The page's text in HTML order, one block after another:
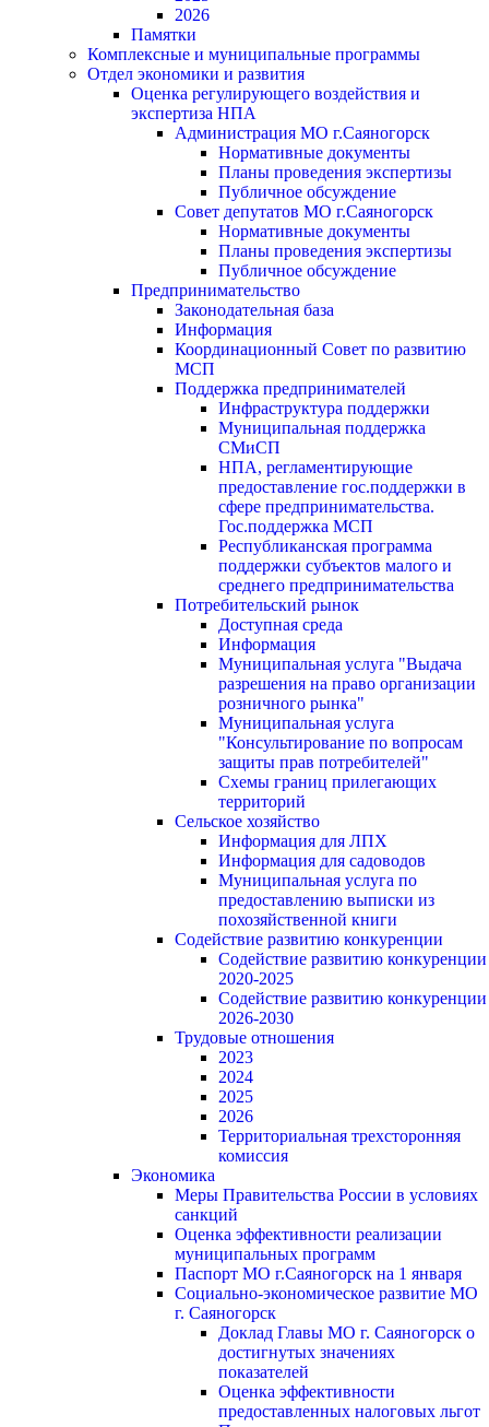
2026
Памятки
Комплексные и муниципальные программы
Отдел экономики и развития
Оценка регулирующего воздействия и
экспертиза НПА
Администрация МО г.Саяногорск
Нормативные документы
Планы проведения экспертизы
Публичное обсуждение
Совет депутатов МО г.Саяногорск
Нормативные документы
Планы проведения экспертизы
Публичное обсуждение
Предпринимательство
Законодательная база
Информация
Координационный Совет по развитию
МСП
Поддержка предпринимателей
Инфраструктура поддержки
Муниципальная поддержка
СМиСП
НПА, регламентирующие
предоставление гос.поддержки в
сфере предпринимательства.
Гос.поддержка МСП
Республиканская программа
поддержки субъектов малого и
среднего предпринимательства
Потребительский рынок
Доступная среда
Информация
Муниципальная услуга "Выдача
разрешения на право организации
розничного рынка"
Муниципальная услуга
"Консультирование по вопросам
защиты прав потребителей"
Схемы границ прилегающих
территорий
Сельское хозяйство
Информация для ЛПХ
Информация для садоводов
Муниципальная услуга по
предоставлению выписки из
похозяйственной книги
Содействие развитию конкуренции
Содействие развитию конкуренции
2020-2025
Содействие развитию конкуренции
2026-2030
Трудовые отношения
2023
2024
2025
2026
Территориальная трехсторонняя
комиссия
Экономика
Меры Правительства России в условиях
санкций
Оценка эффективности реализации
муниципальных программ
Паспорт МО г.Саяногорск на 1 января
Социально-экономическое развитие МО
г. Саяногорск
Доклад Главы МО г. Саяногорск о
достигнутых значениях
показателей
Оценка эффективности
предоставленных налоговых льгот